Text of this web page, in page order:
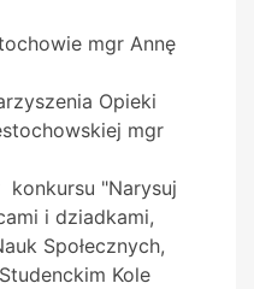
mgr Annę
Opieki
mgr
konkursu "Narysuj
i dziadkami,
Społecznych,
Kole